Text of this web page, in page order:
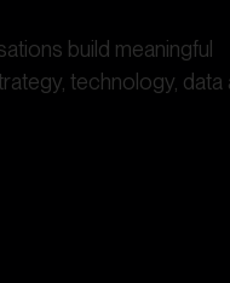
build meaningful
technology, data